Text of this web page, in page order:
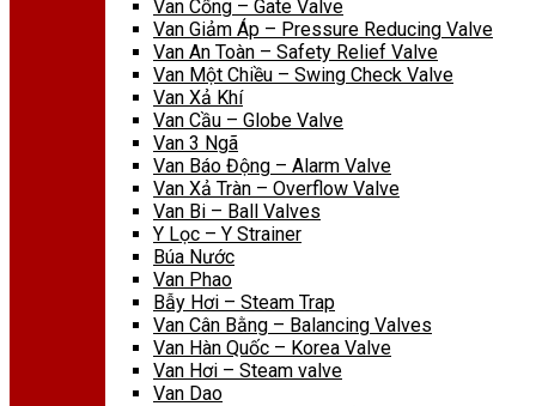
Van Cổng – Gate Valve
Van Giảm Áp – Pressure Reducing Valve
Van An Toàn – Safety Relief Valve
Van Một Chiều – Swing Check Valve
Van Xả Khí
Van Cầu – Globe Valve
Van 3 Ngã
Van Báo Động – Alarm Valve
Van Xả Tràn – Overflow Valve
Van Bi – Ball Valves
Y Lọc – Y Strainer
Búa Nước
Van Phao
Bẫy Hơi – Steam Trap
Van Cân Bằng – Balancing Valves
Van Hàn Quốc – Korea Valve
Van Hơi – Steam valve
Van Dao